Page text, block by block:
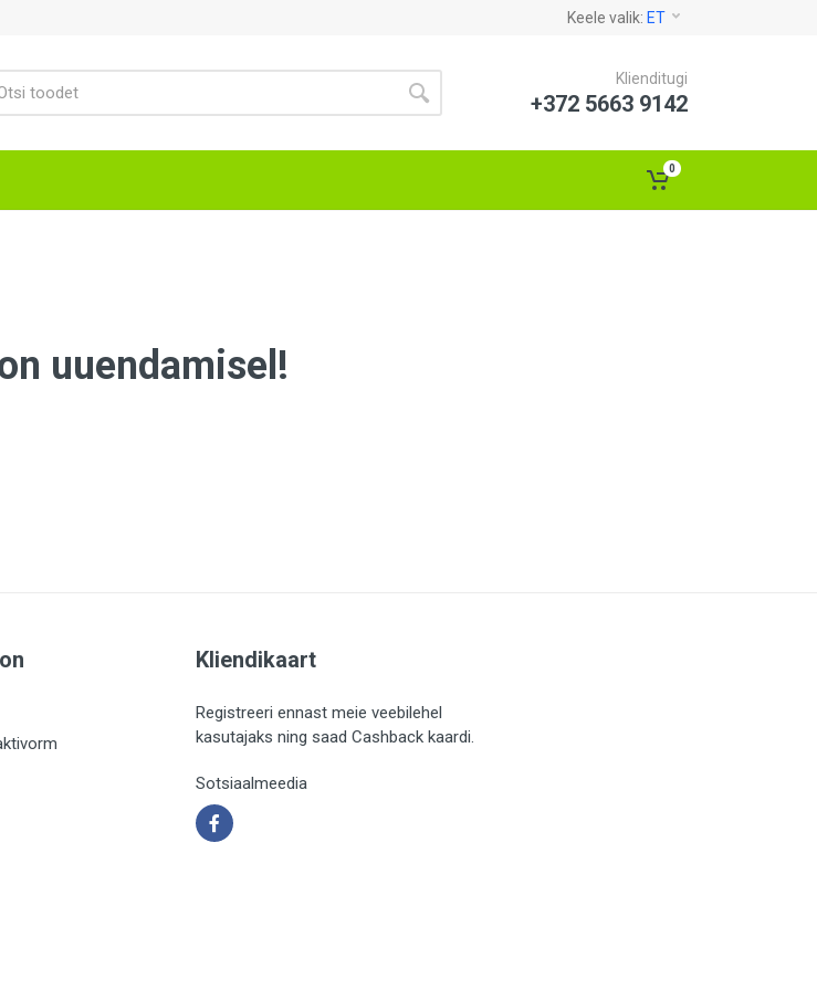
Keele valik: ET
Klienditugi
+372 5663 9142
0
uuendamisel!
Kliendikaart
Registreeri ennast meie veebilehel
kasutajaks ning saad Cashback kaardi.
Sotsiaalmeedia